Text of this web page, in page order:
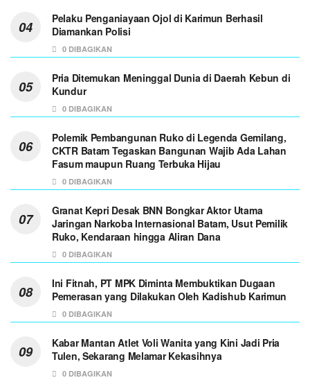
Pelaku Penganiayaan Ojol di Karimun Berhasil
Diamankan Polisi
0 DIBAGIKAN
Pria Ditemukan Meninggal Dunia di Daerah Kebun di
Kundur
0 DIBAGIKAN
Polemik Pembangunan Ruko di Legenda Gemilang,
CKTR Batam Tegaskan Bangunan Wajib Ada Lahan
Fasum maupun Ruang Terbuka Hijau
0 DIBAGIKAN
Granat Kepri Desak BNN Bongkar Aktor Utama
Jaringan Narkoba Internasional Batam, Usut Pemilik
Ruko, Kendaraan hingga Aliran Dana
0 DIBAGIKAN
Ini Fitnah, PT MPK Diminta Membuktikan Dugaan
Pemerasan yang Dilakukan Oleh Kadishub Karimun
0 DIBAGIKAN
Kabar Mantan Atlet Voli Wanita yang Kini Jadi Pria
Tulen, Sekarang Melamar Kekasihnya
0 DIBAGIKAN